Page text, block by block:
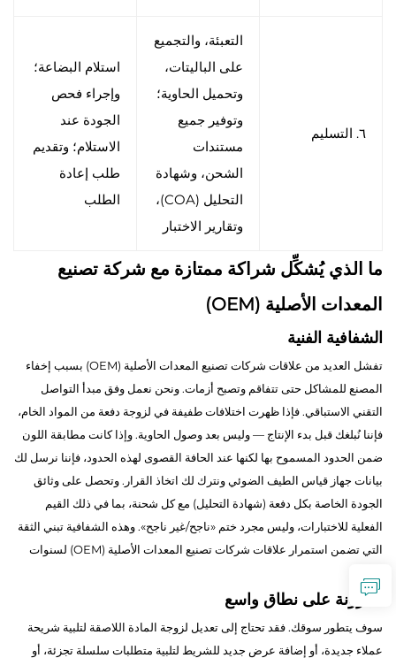
٦. التسليم
التعبئة، والتجميع
على الباليتات،
وتحميل الحاوية؛
وتوفير جميع
مستندات
الشحن، وشهادة
التحليل (COA)،
وتقارير الاختبار
استلام البضاعة؛
وإجراء فحص
الجودة عند
الاستلام؛ وتقديم
طلب إعادة
الطلب
ما الذي يُشكِّل شراكة ممتازة مع شركة تصنيع
المعدات الأصلية (OEM)
الشفافية الفنية
تفشل العديد من علاقات شركات تصنيع المعدات الأصلية (OEM) بسبب إخفاء
المصنع للمشاكل حتى تتفاقم وتصبح أزمات. ونحن نعمل وفق مبدأ التواصل
التقني الاستباقي. فإذا ظهرت اختلافات طفيفة في لزوجة دفعة من المواد الخام،
فإننا نُبلغك قبل بدء الإنتاج — وليس بعد وصول الحاوية. وإذا كانت مطابقة اللون
ضمن الحدود المسموح بها لكنها عند الحافة القصوى لهذه الحدود، فإننا نرسل لك
بيانات جهاز قياس الطيف الضوئي ونترك لك اتخاذ القرار. وتحصل على وثائق
الجودة الخاصة بكل دفعة (شهادة التحليل) مع كل شحنة، بما في ذلك القيم
الفعلية للاختبارات، وليس مجرد ختم «ناجح/غير ناجح». وهذه الشفافية تبني الثقة
التي تضمن استمرار علاقات شركات تصنيع المعدات الأصلية (OEM) لسنوات
المرونة على نطاق واسع
سوف يتطور سوقك. فقد تحتاج إلى تعديل لزوجة المادة اللاصقة لتلبية شريحة
عملاء جديدة، أو إضافة عرض جديد للشريط لتلبية متطلبات سلسلة تجزئة، أو